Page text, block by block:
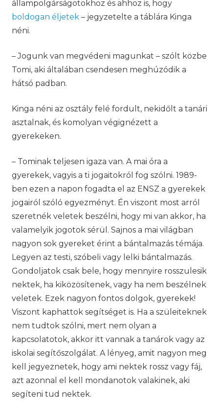
állampolgárságotokhoz és ahhoz is, hogy
boldogan éljetek – jegyzetelte a táblára Kinga
néni.
– Jogunk van megvédeni magunkat – szólt közbe
Tomi, aki általában csendesen meghúzódik a
hátsó padban.
Kinga néni az osztály felé fordult, nekidőlt a tanári
asztalnak, és komolyan végignézett a
gyerekeken.
– Tominak teljesen igaza van. A mai óra a
gyerekek, vagyis a ti jogaitokról fog szólni. 1989-
ben ezen a napon fogadta el az ENSZ a gyerekek
jogairól szóló egyezményt. Én viszont most arról
szeretnék veletek beszélni, hogy mi van akkor, ha
valamelyik jogotok sérül. Sajnos a mai világban
nagyon sok gyereket érint a bántalmazás témája.
Legyen az testi, szóbeli vagy lelki bántalmazás.
Gondoljatok csak bele, hogy mennyire rosszulesik
nektek, ha kiközösítenek, vagy ha nem beszélnek
veletek. Ezek nagyon fontos dolgok, gyerekek!
Viszont kaphattok segítséget is. Ha a szüleiteknek
nem tudtok szólni, mert nem olyan a
kapcsolatotok, akkor itt vannak a tanárok vagy az
iskolai segítőszolgálat. A lényeg, amit nagyon meg
kell jegyeznetek, hogy ami nektek rossz vagy fáj,
azt azonnal el kell mondanotok valakinek, aki
segíteni tud nektek.